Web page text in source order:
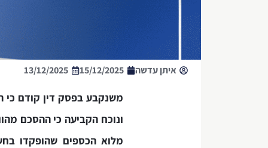
איתן עדשה 15/12/2025
13/12/2025
משנקבע בפסק דין קודם כי
ונוכח הקביעה כי ההסכם
מלוא הכספים שהופקדו